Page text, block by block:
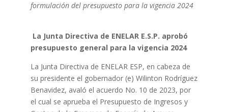
formulación del presupuesto para la vigencia 2024
La Junta Directiva de ENELAR E.S.P. aprobó
presupuesto general para la vigencia 2024
La Junta Directiva de ENELAR ESP, en cabeza de
su presidente el gobernador (e) Wilinton Rodríguez
Benavidez, avaló el acuerdo No. 10 de 2023, por
el cual se aprueba el Presupuesto de Ingresos y